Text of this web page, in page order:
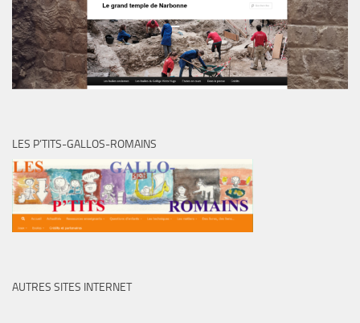
LES P’TITS-GALLOS-ROMAINS
AUTRES SITES INTERNET